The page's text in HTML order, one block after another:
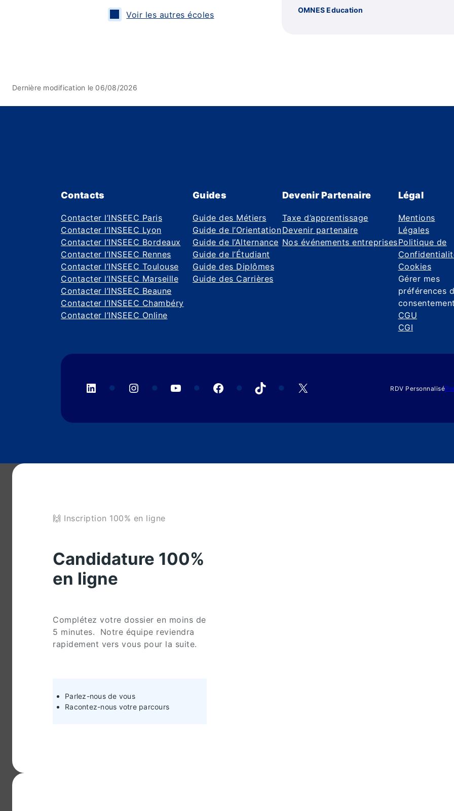
Voir les autres écoles OMNES Education
Dernière modification le 06/08/2026
Contacts
Contacter l’INSEEC Paris
Contacter l’INSEEC Lyon
Contacter l’INSEEC Bordeaux
Contacter l’INSEEC Rennes
Contacter l’INSEEC Toulouse
Contacter l’INSEEC Marseille
Contacter l’INSEEC Beaune
Contacter l’INSEEC Chambéry
Contacter l’INSEEC Online
Guides
Guide des Métiers
Guide de l’Orientation
Guide de l’Alternance
Guide de l’Étudiant
Guide des Diplômes
Guide des Carrières
Devenir Partenaire
Taxe d’apprentissage
Devenir partenaire
Nos événements entreprises
Légal
Mentions
Légales
Politique de
Cookies
Gérer mes
préférences
consentement
CGU
CGI
LinkedInInstagramYouTubeFacebookTikTok X RDV Personnalisé
🙌 Inscription 100% en ligne
Candidature 100%
en ligne
Complétez votre dossier en moins de
5 minutes. Notre équipe reviendra
rapidement vers vous pour la suite.
Parlez-nous de vous
Racontez-nous votre parcours